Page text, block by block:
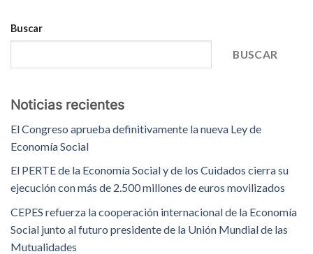
Buscar
BUSCAR
Noticias recientes
El Congreso aprueba definitivamente la nueva Ley de
Economía Social
El PERTE de la Economía Social y de los Cuidados cierra su
ejecución con más de 2.500 millones de euros movilizados
CEPES refuerza la cooperación internacional de la Economía
Social junto al futuro presidente de la Unión Mundial de las
Mutualidades